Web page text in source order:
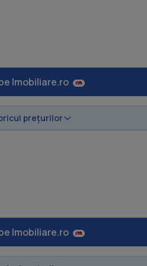
Imobiliare.ro
prețurilor
Imobiliare.ro